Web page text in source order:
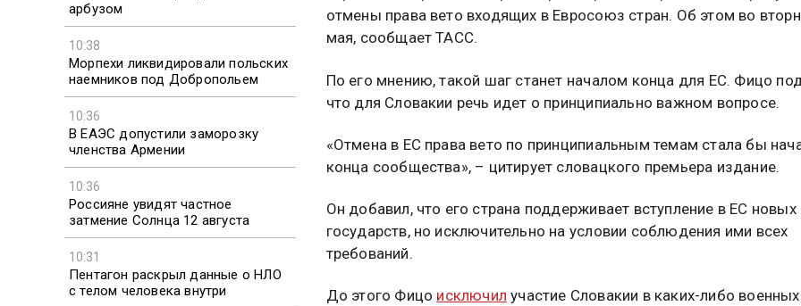
арбузом
10:38
Морпехи ликвидировали польских
наемников под Добропольем
10:36
В ЕАЭС допустили заморозку
членства Армении
10:36
Россияне увидят частное
затмение Солнца 12 августа
10:31
Пентагон раскрыл данные о НЛО
с телом человека внутри
отмены права вето входящих в Евросоюз стран. Об этом во
мая, сообщает ТАСС.
По его мнению, такой шаг станет началом конца для ЕС. Фицо
что для Словакии речь идет о принципиально важном вопросе.
«Отмена в ЕС права вето по принципиальным темам стала бы
конца сообщества», – цитирует словацкого премьера издание.
Он добавил, что его страна поддерживает вступление в ЕС новых
государств, но исключительно на условии соблюдения ими всех
требований.
До этого Фицо исключил участие Словакии в каких-либо военных